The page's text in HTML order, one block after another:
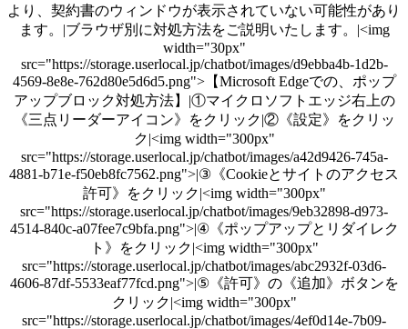
より、契約書のウィンドウが表示されていない可能性があり
ます。|ブラウザ別に対処方法をご説明いたします。|<img
width="30px"
src="https://storage.userlocal.jp/chatbot/images/d9ebba4b-1d2b-
4569-8e8e-762d80e5d6d5.png">【Microsoft Edgeでの、ポップ
アップブロック対処方法】|①マイクロソフトエッジ右上の
《三点リーダーアイコン》をクリック|②《設定》をクリッ
ク|<img width="300px"
src="https://storage.userlocal.jp/chatbot/images/a42d9426-745a-
4881-b71e-f50eb8fc7562.png">|③《Cookieとサイトのアクセス
許可》をクリック|<img width="300px"
src="https://storage.userlocal.jp/chatbot/images/9eb32898-d973-
4514-840c-a07fee7c9bfa.png">|④《ポップアップとリダイレク
ト》をクリック|<img width="300px"
src="https://storage.userlocal.jp/chatbot/images/abc2932f-03d6-
4606-87df-5533eaf77fcd.png">|⑤《許可》の《追加》ボタンを
クリック|<img width="300px"
src="https://storage.userlocal.jp/chatbot/images/4ef0d14e-7b09-